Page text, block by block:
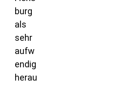
burg
als
sehr
aufw
endig
herau